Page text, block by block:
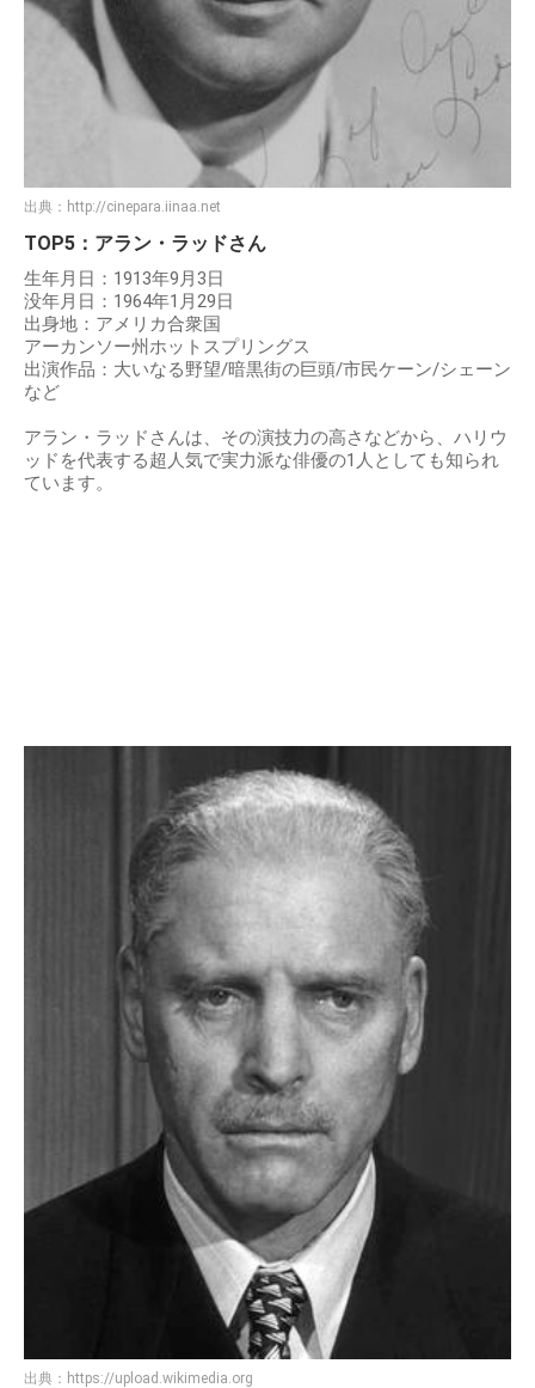
出典： http://cinepara.iinaa.net
TOP5：アラン・ラッドさん
生年月日：1913年9月3日
没年月日：1964年1月29日
出身地：アメリカ合衆国
アーカンソー州ホットスプリングス
出演作品：大いなる野望/暗黒街の巨頭/市民ケーン/シェーン
など
アラン・ラッドさんは、その演技力の高さなどから、ハリウ
ッドを代表する超人気で実力派な俳優の1人としても知られ
ています。
出典： https://upload.wikimedia.org